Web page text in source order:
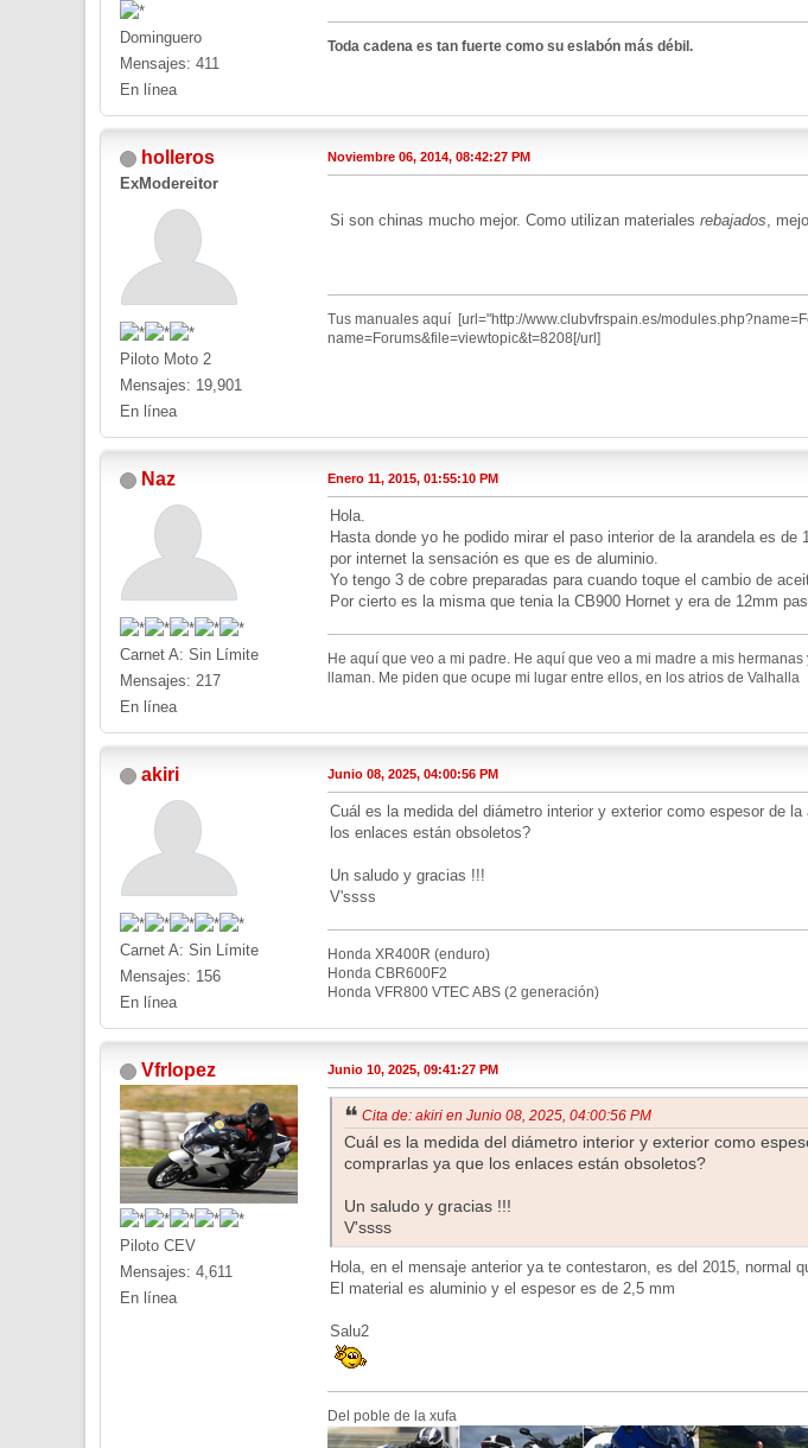
Dominguero
Mensajes: 411
En línea
Toda cadena es tan fuerte como su eslabón más débil.
holleros
ExModereitor
Piloto Moto 2
Mensajes: 19,901
En línea
Noviembre 06, 2014, 08:42:27 PM
Si son chinas mucho mejor. Como utilizan materiales rebajados,
Tus manuales aquí [url="http://www.clubvfrspain.es/
name=Forums&file=viewtopic&t=8208[/url]
Naz
Carnet A: Sin Límite
Mensajes: 217
En línea
Enero 11, 2015, 01:55:10 PM
Hola.
Hasta donde yo he podido mirar el paso interior de la arandela es
por internet la sensación es que es de aluminio.
Yo tengo 3 de cobre preparadas para cuando toque el cambio de
Por cierto es la misma que tenia la CB900 Hornet y era de 12mm
He aquí que veo a mi padre. He aquí que veo a mi madre a mis
llaman. Me piden que ocupe mi lugar entre ellos, en los atrios de Valhalla
akiri
Carnet A: Sin Límite
Mensajes: 156
En línea
Junio 08, 2025, 04:00:56 PM
Cuál es la medida del diámetro interior y exterior como espesor de
los enlaces están obsoletos?
Un saludo y gracias !!!
V'ssss
Honda XR400R (enduro)
Honda CBR600F2
Honda VFR800 VTEC ABS (2 generación)
Vfrlopez
Piloto CEV
Mensajes: 4,611
En línea
Junio 10, 2025, 09:41:27 PM
Cita de: akiri en Junio 08, 2025, 04:00:56 PM
Cuál es la medida del diámetro interior y exterior como
comprarlas ya que los enlaces están obsoletos?
Un saludo y gracias !!!
V'ssss
Hola, en el mensaje anterior ya te contestaron, es del 2015, normal
El material es aluminio y el espesor es de 2,5 mm
Salu2
Del poble de la xufa